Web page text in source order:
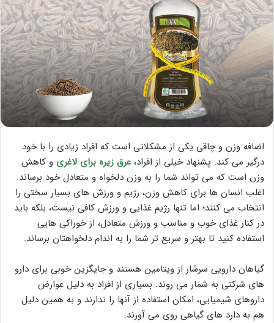
اضافه وزن و چاقی یکی از مشکلاتی است که افراد زیادی را با خود
درگیر می کند. پشنهاد خیلی از افراد، عرق زیره برای لاغری و کاهش
وزن است که می تواند شما را به وزن دلخواه و متعادل خود برساند.
اغلب انسان ها برای کاهش وزن، رژیم و ورزش های بسیار سختی را
انتخاب می کنند؛ اما تنها رژیم غذایی و ورزش کافی نیست، بلکه باید
در کنار غذای خوب و مناسب و ورزش متعادل، از خوراکی هایی
استفاده کنید تا بهتر و سریع تر شما را به اندام دلخواهتان برساند.
گیاهان دارویی سرشار از ویتامین هستند و جایگزین خوبی برای دارو
های شرکتی به شمار می روند. بسیاری از افراد به دلیل عوارض
داروهای شیمیایی، امکان استفاده از آنها را ندارند و به همین دلیل
هم به دارد های گیاهی روی می آورند.